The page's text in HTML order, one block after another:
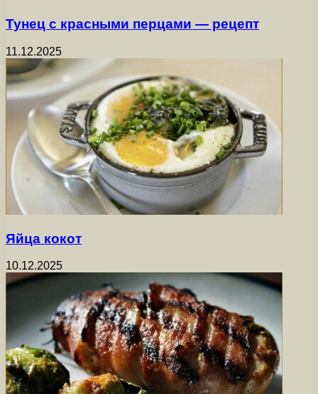
Тунец с красными перцами — рецепт
11.12.2025
Яйца кокот
10.12.2025